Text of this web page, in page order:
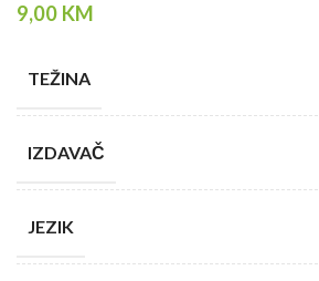
9,00 KM
TEŽINA
IZDAVAČ
JEZIK